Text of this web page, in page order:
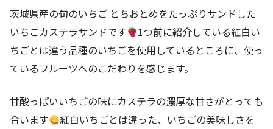
茨城県産の旬のいちご とちおとめをたっぷりサンドした
いちごカステラサンドです
1つ前に紹介している紅白い
ちごとは違う品種のいちごを使用しているところに、使っ
ているフルーツへのこだわりを感じます。
甘酸っぱいいちごの味にカステラの濃厚な甘さがとっても
合います
紅白いちごとは違った、いちごの美味しさを